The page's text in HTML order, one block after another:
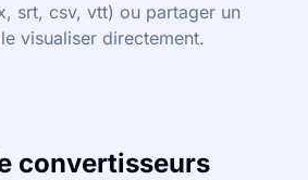
srt, csv, vtt) ou partager un
visualiser directement.
convertisseurs